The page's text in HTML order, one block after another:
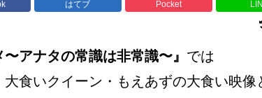
はてブ Pocket
〜アナタの常識は非常識〜』 では
食いクイーン・もえあずの大食い映像